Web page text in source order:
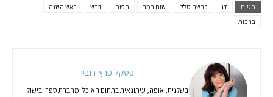
תגיות דג כרשה סלק שום תמר תפוח דבש
ראש השנה
ברכות
פסקל פרץ-רובין
בשלנית, אופה, עיתונאית בתחום האוכל ומחברת ספרי בישול